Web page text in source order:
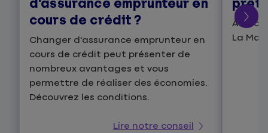
d'assurance emprunteur en
cours de crédit ?
Changer d'assurance emprunteur en
cours de crédit peut présenter de
nombreux avantages et vous
permettre de réaliser des économies.
Découvrez les conditions.
Lire notre conseil
prêt
À quoi
La